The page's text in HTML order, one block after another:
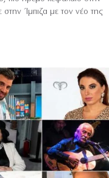
Ίμπιζα με τον νέο της